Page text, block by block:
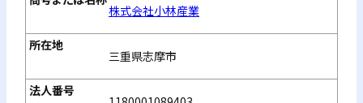
株式会社小林産業
三重県志摩市